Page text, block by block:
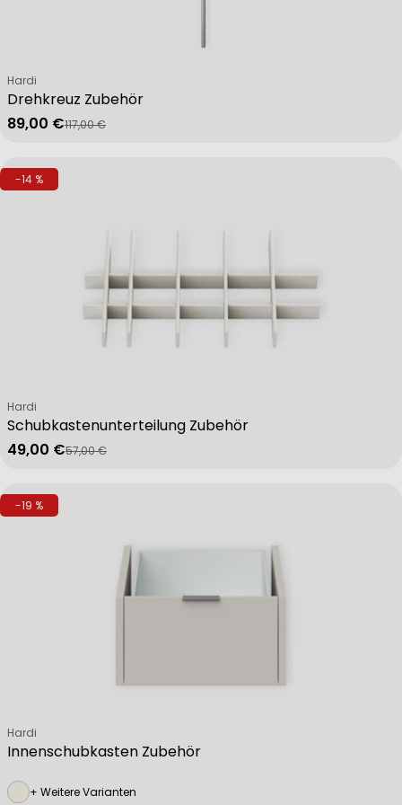
Drehkreuz Zubehör
Verkäufer:
Hardi
Verkaufspreis
89,00 €
Regulärer Preis
117,00 €
-14 %
Schubkastenunterteilung Zubehör
Verkäufer:
Hardi
Verkaufspreis
49,00 €
Regulärer Preis
57,00 €
-19 %
Innenschubkasten Zubehör
Verkäufer:
Hardi
+ Weitere Varianten